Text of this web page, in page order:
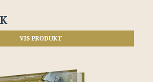
VIS PRODUKT